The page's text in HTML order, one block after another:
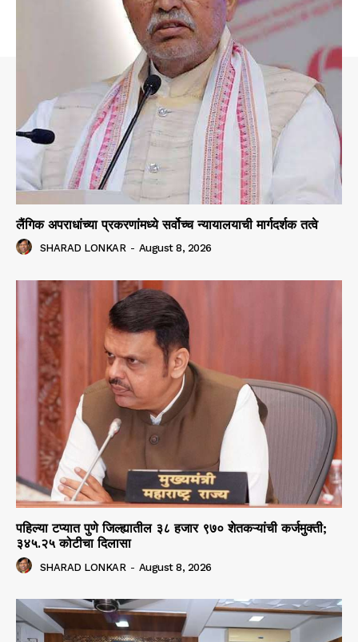
लैंगिक अपराधांच्या प्रकरणांमध्ये सर्वोच्च न्यायालयाची मार्गदर्शक तत्वे
SHARAD LONKAR - August 8, 2026
पहिल्या टप्यात पुणे जिल्ह्यातील ३८ हजार ९७० शेतकऱ्यांची कर्जमुक्ती;
३४५.२५ कोटीचा दिलासा
SHARAD LONKAR - August 8, 2026